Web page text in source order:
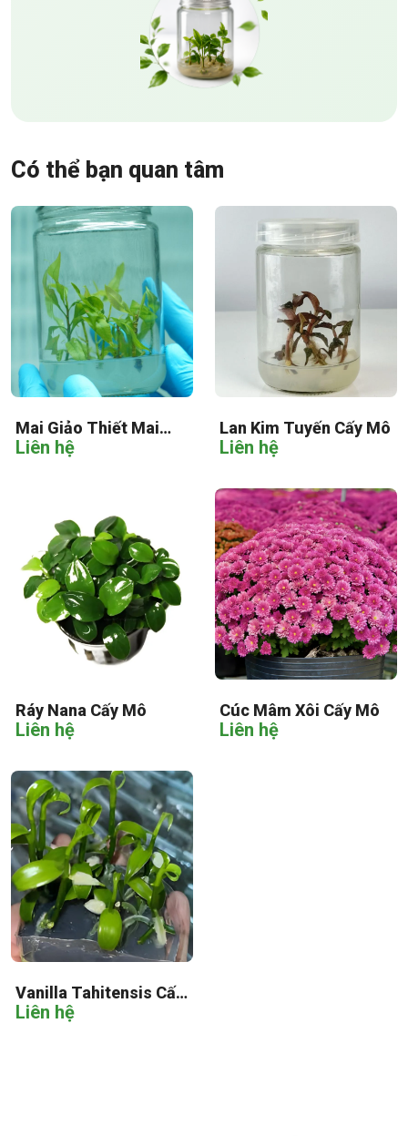
Có thể bạn quan tâm
Mai Giảo Thiết Mai
Cấy Mô
Liên hệ
Lan Kim Tuyến Cấy Mô
Liên hệ
Ráy Nana Cấy Mô
Liên hệ
Cúc Mâm Xôi Cấy Mô
Liên hệ
Vanilla Tahitensis Cấy
Mô
Liên hệ